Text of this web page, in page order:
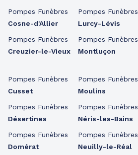
Pompes Funèbres
Cosne-d'Allier
Pompes Funèbres
Creuzier-le-Vieux
Pompes Funèbres
Cusset
Pompes Funèbres
Désertines
Pompes Funèbres
Domérat
Pompes Funèbres
Lurcy-Lévis
Pompes Funèbres
Montluçon
Pompes Funèbres
Moulins
Pompes Funèbres
Néris-les-Bains
Pompes Funèbres
Neuilly-le-Réal